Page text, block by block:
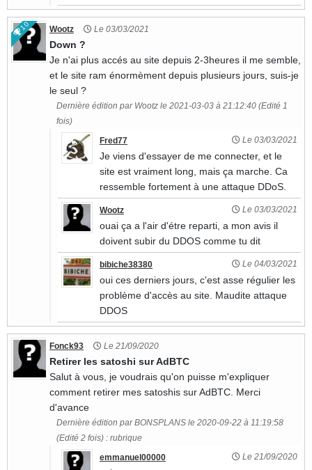
10 Wootz Le 03/03/2021
Down ?
Je n'ai plus accés au site depuis 2-3heures il me semble,
et le site ram énormèment depuis plusieurs jours, suis-je
le seul ?
Dernière édition par Wootz le 2021-03-03 à 21:12:40 (Edité 1
fois)
Fred77
Le 03/03/2021
Je viens d'essayer de me connecter, et le
site est vraiment long, mais ça marche. Ca
ressemble fortement à une attaque DDoS.
Wootz Le 03/03/2021
ouai ça a l'air d'étre reparti, a mon avis il
doivent subir du DDOS comme tu dit
bibiche38380 Le 04/03/2021
oui ces derniers jours, c'est asse régulier les
problème d'accès au site. Maudite attaque
DDOS
Fonck93 Le 21/09/2020
Retirer les satoshi sur AdBTC
Salut à vous, je voudrais qu'on puisse m'expliquer
comment retirer mes satoshis sur AdBTC. Merci
d'avance
Dernière édition par BONSPLANS le 2020-09-22 à 11:19:58
(Edité 2 fois) : rubrique
emmanuel00000
Le 21/09/2020